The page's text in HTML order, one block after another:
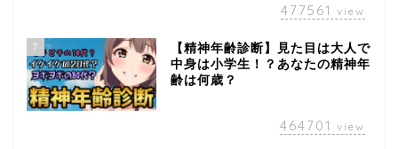
477561 view
7
【精神年齢診断】見た目は大人で
中身は小学生！？あなたの精神年
齢は何歳？
464701 view